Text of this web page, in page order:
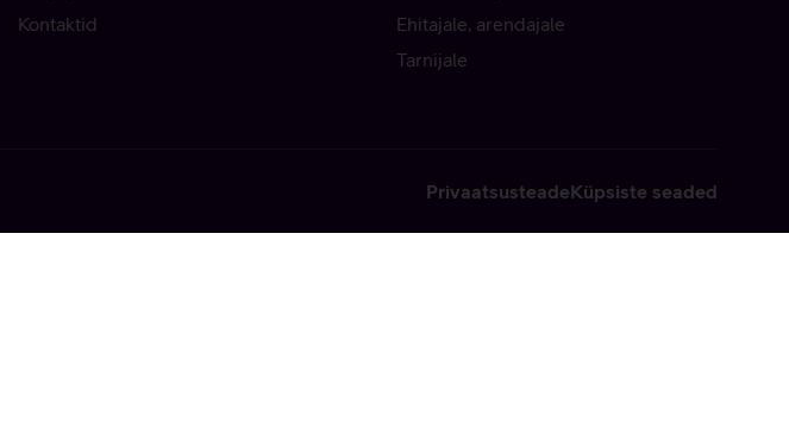
Kontaktid
Ehitajale, arendajale
Tarnijale
PrivaatsusteadeKüpsiste seaded